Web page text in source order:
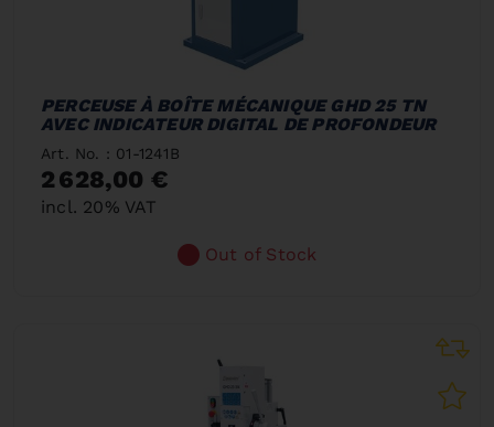
PERCEUSE À BOÎTE MÉCANIQUE GHD 25 TN
AVEC INDICATEUR DIGITAL DE PROFONDEUR
Art. No. : 01-1241B
2 628,00 €
incl. 20% VAT
Out of Stock